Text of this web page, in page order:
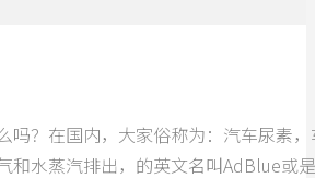
吗？在国内，大家俗称为：汽车尿素
和水蒸汽排出，的英文名叫AdBlue或